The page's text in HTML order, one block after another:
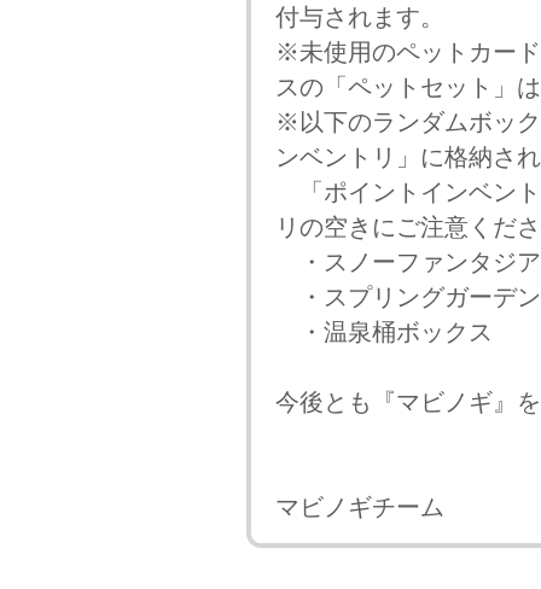
付与されます。
※未使用のペットカー
スの「ペットセット」
※以下のランダムボッ
ンベントリ」に格納さ
「ポイントインベン
リの空きにご注意くだ
・スノーファンタジ
・スプリングガーデ
・温泉桶ボックス
今後とも『マビノギ』
マビノギチーム